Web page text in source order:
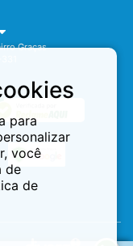
para
você
de
de
Graças